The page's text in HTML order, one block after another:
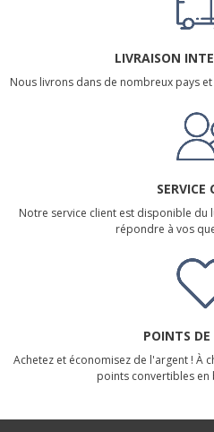
LIVRAISON
Nous livrons dans de nombreux pays
SERVICE
Notre service client est disponible du
répondre à vos
POINTS DE
Achetez et économisez de l'argent ! À
points convertibles